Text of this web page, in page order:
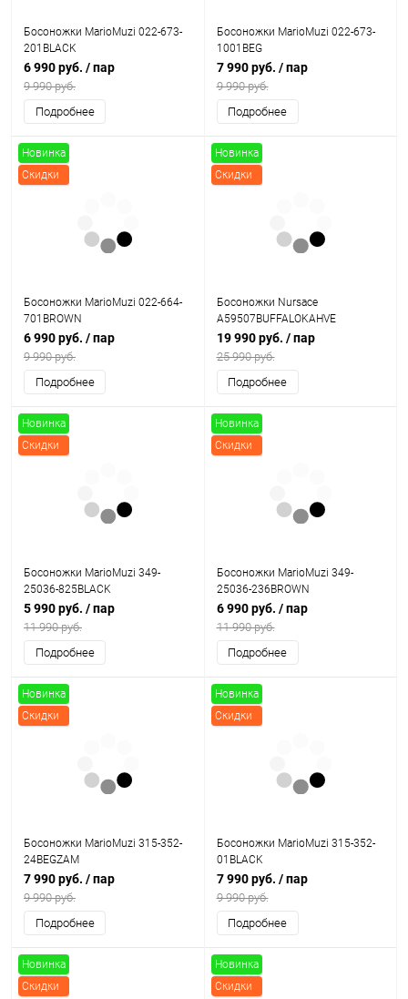
Босоножки MarioMuzi 022-673-
201BLACK
6 990 руб. / пар
9 990 руб.
Подробнее
Босоножки MarioMuzi 022-673-
1001BEG
7 990 руб. / пар
9 990 руб.
Подробнее
Новинка
Скидки
Босоножки MarioMuzi 022-664-
701BROWN
6 990 руб. / пар
9 990 руб.
Подробнее
Новинка
Скидки
Босоножки Nursace
A59507BUFFALOKAHVE
19 990 руб. / пар
25 990 руб.
Подробнее
Новинка
Скидки
Босоножки MarioMuzi 349-
25036-825BLACK
5 990 руб. / пар
11 990 руб.
Подробнее
Новинка
Скидки
Босоножки MarioMuzi 349-
25036-236BROWN
6 990 руб. / пар
11 990 руб.
Подробнее
Новинка
Скидки
Босоножки MarioMuzi 315-352-
24BEGZAM
7 990 руб. / пар
9 990 руб.
Подробнее
Новинка
Скидки
Босоножки MarioMuzi 315-352-
01BLACK
7 990 руб. / пар
9 990 руб.
Подробнее
Новинка
Скидки
Новинка
Скидки